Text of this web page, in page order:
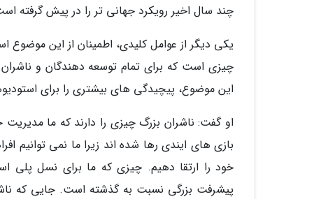
چند سال اخیر رویکرد جهانی تر را در پیش گرفته
یکی دیگر از عوامل کلیدی، اطمینان از این
چیزی است که برای تمام توسعه دهندگان و
این موضوع، پیچیدگی های بیشتری را برای
او گفت: ناشران بزرگ چیزی را دارند که ما
بازی های ایندی رها شده اند زیرا ما نمی توانیم
پیشرفت بزرگی نسبت به گذشته است. جایی که